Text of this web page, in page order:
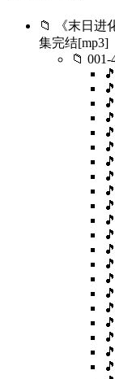
📁 《末日进
集完结[mp3]
📁 001-